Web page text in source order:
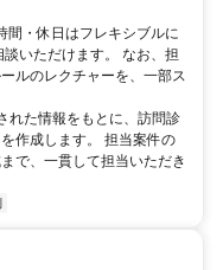
間・休日はフレキシブルに
いただけます。 なお、担
ルのレクチャーを、一部ス
れた情報をもとに、訪問診
作成します。 担当案件の
で、一貫して担当いただき